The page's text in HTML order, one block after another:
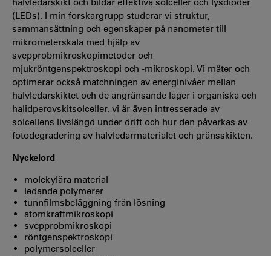
(LEDs). I min forskargrupp studerar vi struktur,
sammansättning och egenskaper på nanometer till
mikrometerskala med hjälp av
svepprobmikroskopimetoder och
mjukröntgenspektroskopi och -mikroskopi. Vi mäter och
optimerar också matchningen av energinivåer mellan
halvledarskiktet och de angränsande lager i organiska och
halidperovskitsolceller. vi är även intresserade av
solcellens livslängd under drift och hur den påverkas av
fotodegradering av halvledarmaterialet och gränsskikten.
Nyckelord
molekylära material
ledande polymerer
tunnfilmsbeläggning från lösning
atomkraftmikroskopi
svepprobmikroskopi
röntgenspektroskopi
polymersolceller